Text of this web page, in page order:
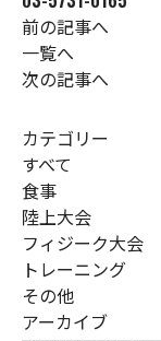
前の記事へ
一覧へ
次の記事へ
カテゴリー
すべて
食事
陸上大会
フィジーク大会
トレーニング
その他
アーカイブ